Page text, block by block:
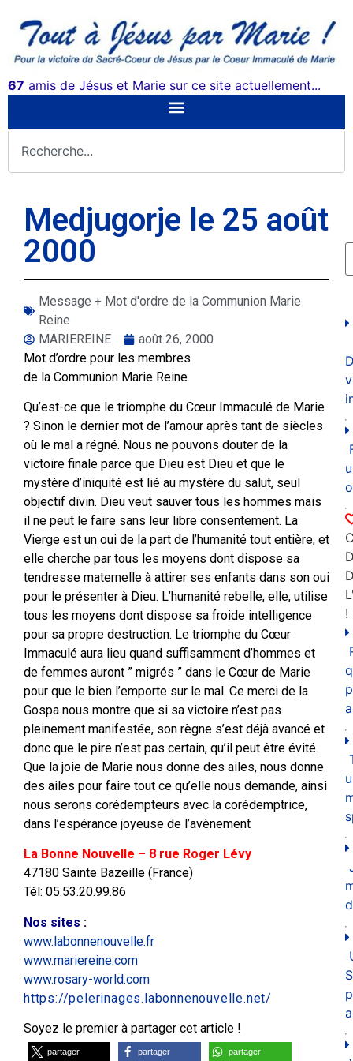
67 amis de Jésus et Marie sur ce site actuellement...
Medjugorje le 25 août
2000
Message + Mot d'ordre de la Communion Marie
Reine
MARIEREINE
août 26, 2000
Mot d’ordre pour les membres
de la Communion Marie Reine
Qu’est-ce que le triomphe du Cœur Immaculé de Marie
? Sinon le dernier mot de l’amour après tant de siècles
où le mal a régné. Nous ne pouvons douter de la
victoire finale parce que Dieu est Dieu et que le
mystère d’iniquité est lié au mystère du salut, seul
objectif divin. Dieu veut sauver tous les hommes mais
il ne peut le faire sans leur libre consentement. La
Vierge est un oui de la part de l’humanité tout entière, et
elle cherche par tous les moyens dont dispose sa
tendresse maternelle à attirer ses enfants dans son oui
pour le présenter à Dieu. L’humanité rebelle, elle, utilise
tous les moyens dont dispose sa froide intelligence
pour sa propre destruction. Le triomphe du Cœur
Immaculé aura lieu quand suffisamment d’hommes et
de femmes auront ” migrés ” dans le Cœur de Marie
pour que le bien l’emporte sur le mal. Ce merci de la
Gospa nous montre que si sa victoire n’est pas
pleinement manifestée, son règne s’est déjà avancé et
donc que le pire n’est pas certain, qu’il peut être évité.
Que la joie de Marie nous donne des ailes, nous donne
des ailes pour faire tout ce qu’elle nous demande, ainsi
nous serons corédempteurs avec la corédemptrice,
dans l’espérance joyeuse de l’avènement
La Bonne Nouvelle – 8 rue Roger Lévy
47180 Sainte Bazeille (France)
Tél: 05.53.20.99.86
Nos sites :
www.labonnenouvelle.fr
www.mariereine.com
www.rosary-world.com
https://pelerinages.labonnenouvelle.net/
Soyez le premier à partager cet article !
partager partager partager
!